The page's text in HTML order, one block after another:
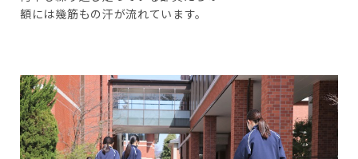
額には幾筋もの汗が流れています。